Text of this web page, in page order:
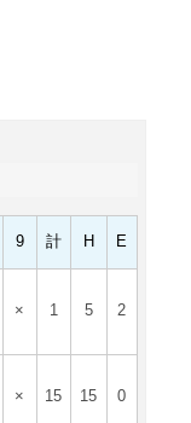
9 計 H E
× 1 5 2
× 15 15 0